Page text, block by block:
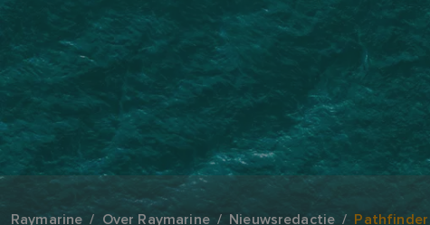
Raymarine Over Raymarine Nieuwsredactie